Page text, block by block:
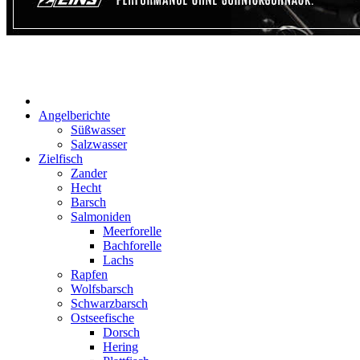
Angelberichte
Süßwasser
Salzwasser
Zielfisch
Zander
Hecht
Barsch
Salmoniden
Meerforelle
Bachforelle
Lachs
Rapfen
Wolfsbarsch
Schwarzbarsch
Ostseefische
Dorsch
Hering